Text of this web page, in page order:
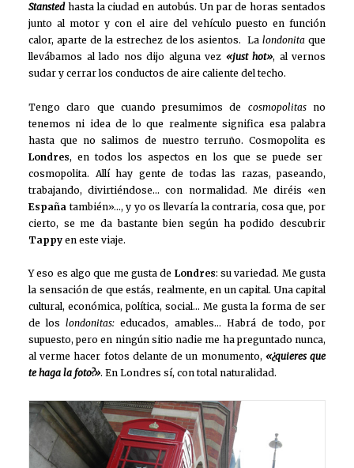
Stanstedhasta la ciudad en autobús. Un par de horas sentados
junto al motor y con el aire del vehículo puesto en función
calor, aparte de la estrechez de los asientos. Lalondonita que
llevábamos al lado nos dijo alguna vez «just hot», al vernos
sudar y cerrar los conductos de aire caliente del techo.
Tengo claro que cuando presumimos de cosmopolitasno
tenemos ni idea de lo que realmente significa esa palabra
hasta que no salimos de nuestro terruño. Cosmopolita es
Londres, en todos los aspectos en los que se puede ser
cosmopolita. Allí hay gente de todas las razas, paseando,
trabajando, divirtiéndose… con normalidad. Me diréis «en
España también»…, y yo os llevaría la contraria, cosa que, por
cierto, se me da bastante bien según ha podido descubrir
Tappy en este viaje.
Y eso es algo que me gusta de Londres: su variedad. Me gusta
la sensación de que estás, realmente, en un capital. Una capital
cultural, económica, política, social… Me gusta la forma de ser
de loslondonitas: educados, amables… Habrá de todo, por
supuesto, pero en ningún sitio nadie me ha preguntado nunca,
al verme hacer fotos delante de un monumento, «¿quieres que
te haga la foto?». En Londres sí, con total naturalidad.